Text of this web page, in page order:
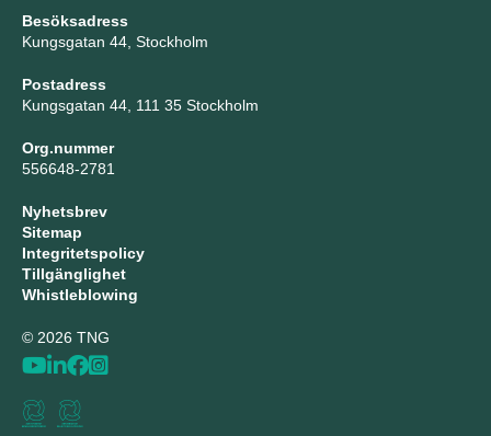
Besöksadress
Kungsgatan 44, Stockholm
Postadress
Kungsgatan 44, 111 35 Stockholm
Org.nummer
556648-2781
Nyhetsbrev
Sitemap
Integritetspolicy
Tillgänglighet
Whistleblowing
© 2026 TNG